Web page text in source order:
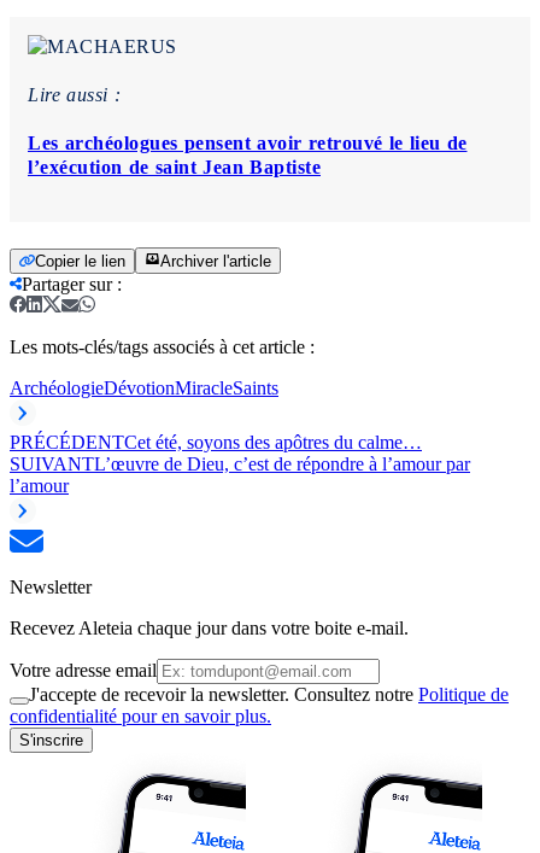
Lire aussi :
Les archéologues pensent avoir retrouvé le lieu de
l’exécution de saint Jean Baptiste
Copier le lien Archiver l'article
Partager sur:
Les mots-clés/tags associés à cet article :
ArchéologieDévotionMiracleSaints
PRÉCÉDENTCet été, soyons des apôtres du calme…
SUIVANTL’œuvre de Dieu, c’est de répondre à l’amour par
l’amour
Newsletter
Recevez Aleteia chaque jour dans votre boite e-mail.
Votre adresse email
J'accepte de recevoir la newsletter. Consultez notre Politique de
confidentialité pour en savoir plus.
S'inscrire